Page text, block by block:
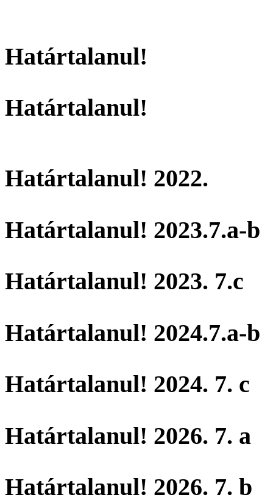
Határtalanul!
Határtalanul!
Határtalanul! 2022.
Határtalanul! 2023.7.a-b
Határtalanul! 2023. 7.c
Határtalanul! 2024.7.a-b
Határtalanul! 2024. 7. c
Határtalanul! 2026. 7. a
Határtalanul! 2026. 7. b